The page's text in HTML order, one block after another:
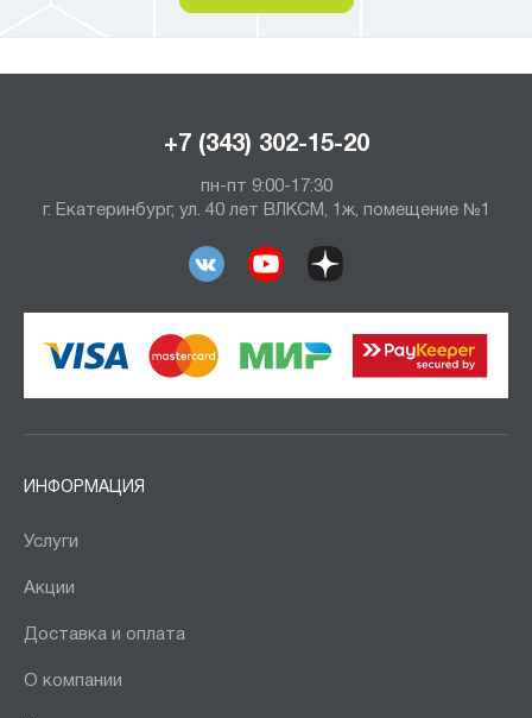
+7 (343) 302-15-20
пн-пт 9:00-17:30
г. Екатеринбург, ул. 40 лет ВЛКСМ, 1ж, помещение №1
ИНФОРМАЦИЯ
Услуги
Акции
Доставка и оплата
О компании